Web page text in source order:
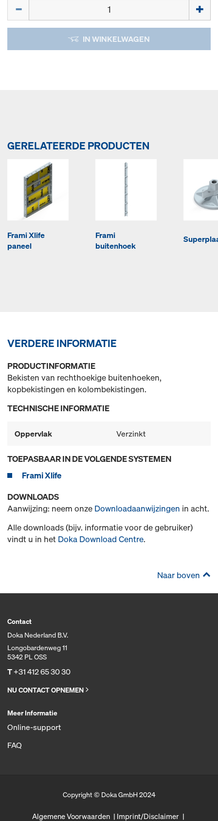
IN WINKELWAGEN
GERELATEERDE PRODUCTEN
Frami Xlife
paneel
Frami
buitenhoek
VERDERE INFORMATIE
PRODUCTINFORMATIE
Bekisten van rechthoekige buitenhoeken,
kopbekistingen en kolombekistingen.
TECHNISCHE INFORMATIE
Oppervlak Verzinkt
TOEPASBAAR IN DE VOLGENDE SYSTEMEN
Frami Xlife
DOWNLOADS
Aanwijzing: neem onze Downloadaanwijzingen in acht.
Alle downloads (bijv. informatie voor de gebruiker)
vindt u in het Doka Download Centre.
Naar boven
Contact
Doka Nederland B.V.
Longobardenweg 11
5342 PL OSS
T+31 412 65 30 30
NU CONTACT OPNEMEN
Meer Informatie
Online-support
FAQ
Copyright © Doka GmbH 2024
Algemene Voorwaarden Imprint/Disclaimer